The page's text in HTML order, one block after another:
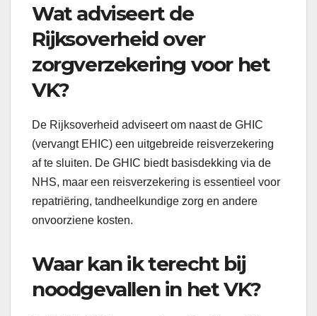
Wat adviseert de
Rijksoverheid over
zorgverzekering voor het
VK?
De Rijksoverheid adviseert om naast de GHIC
(vervangt EHIC) een uitgebreide reisverzekering
af te sluiten. De GHIC biedt basisdekking via de
NHS, maar een reisverzekering is essentieel voor
repatriëring, tandheelkundige zorg en andere
onvoorziene kosten.
Waar kan ik terecht bij
noodgevallen in het VK?